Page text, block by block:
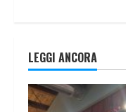
LEGGI ANCORA